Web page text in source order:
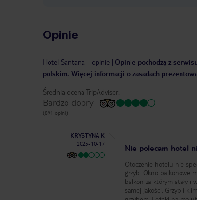
Opinie
Hotel Santana - opinie | Opinie pochodzą z
polskim. Więcej informacji o zasadach
Średnia ocena TripAdvisor:
Bardzo dobry
(891 opinii)
KRYSTYNA K
2025-10-17
Nie polecam hotel
Otoczenie hotelu nie
grzyb. Okno balkonowe
balkon za którym stały i
samej jakości. Grzyb i